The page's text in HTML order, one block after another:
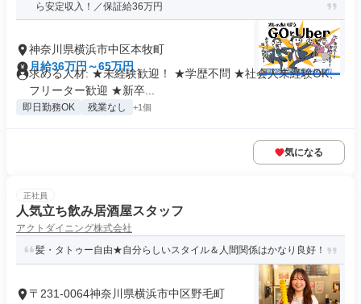
ら安定収入！／保証給36万円
神奈川県横浜市中区本牧町
月給36万円～65万円
求める人材: ★未経験歓迎！ ★学歴不問 ★社会人未経験OK、
フリーター歓迎 ★新卒...
即日勤務OK 残業なし +1個
気になる
正社員
人気立ち飲み居酒屋スタッフ
アクトダイニング株式会社
髪・タトゥー自由★自分らしいスタイル＆人間関係はかなり良好！
〒231-0064神奈川県横浜市中区野毛町